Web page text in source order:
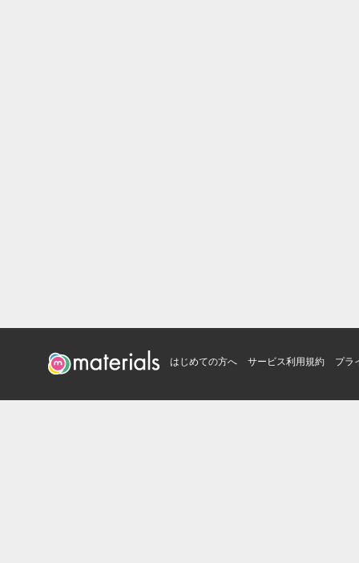
はじめての方へ サービス利用規約 プラ